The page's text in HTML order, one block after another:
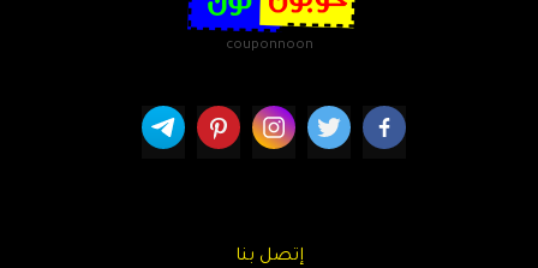
couponnoon
إتصل بنا